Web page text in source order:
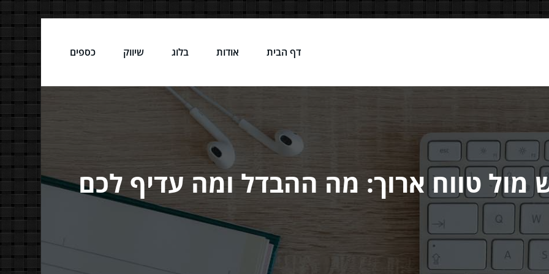
דף הבית אודות בלוג שיווק כספים
מול טווח ארוך: מה ההבדל ומה עדיף לכם